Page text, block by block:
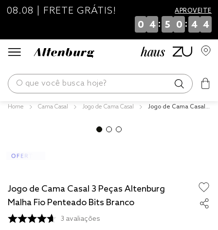
08.08 | FRETE GRÁTIS! APROVEITE
0 4 : 5 0 : 4 4
O que você busca hoje?
Cama Casal Jogo de Cama Casal
Jogo de Cama Casal 3
Jogo de Cama Casal 3 Peças Altenburg
Malha Fio Penteado Bits Branco
3 avaliações
jogos cama
travesseiro
tencel